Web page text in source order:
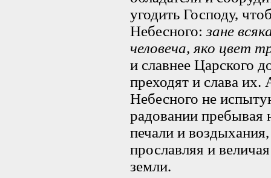
угодить Господу,
Небесного:зане
человеча, яко цвет
и славнее Царского
преходят и слава
Небесного не
радовании пребывая
печали и
прославляя и
земли.